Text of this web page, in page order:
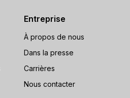
Entreprise
À propos de nous
Dans la presse
Carrières
Nous contacter